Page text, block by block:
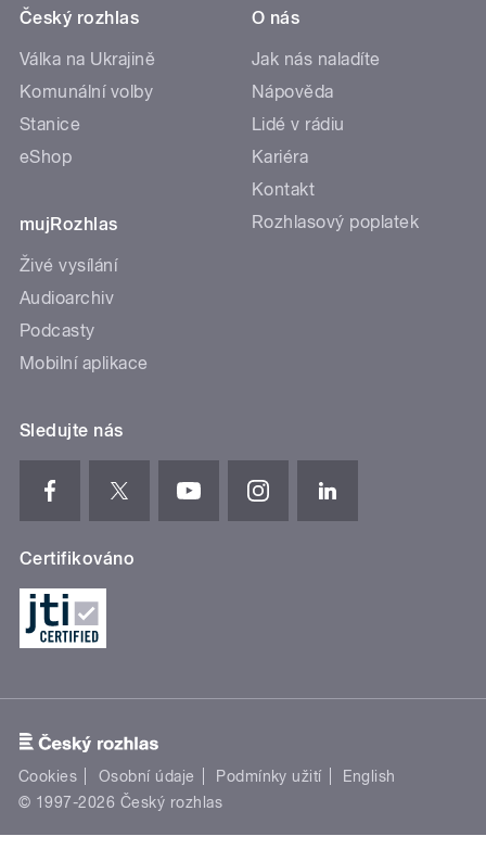
Český rozhlas
Válka na Ukrajině
Komunální volby
Stanice
eShop
mujRozhlas
Živé vysílání
Audioarchiv
Podcasty
Mobilní aplikace
O nás
Jak nás naladíte
Nápověda
Lidé v rádiu
Kariéra
Kontakt
Rozhlasový poplatek
Sledujte nás
Certifikováno
Cookies Osobní údaje Podmínky užití
English
© 1997-2026 Český rozhlas